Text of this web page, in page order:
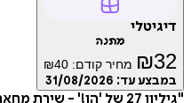
דיגיטלי
מתנה
₪32 מחיר קודם: ₪40
במבצע עד: 31/08/2026
"גיליון 27 של 'הו!' -